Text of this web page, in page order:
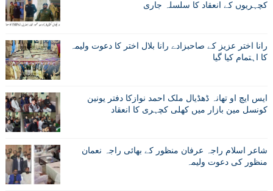
کچہریوں کے انعقاد کا سلسلہ جاری
رانا اختر عزیز کے صاحبزادے رانا بلال اختر کا دعوت ولیمہ
کا اہتمام کیا گیا
ایس ایچ او تھانہ ڈھڈیال ملک احمد نوازکا دفتر یونین
کونسل مین بازار میں کھلی کچہری کا انعقاد
شاعر اسلام راجہ عرفان منظور کے بھائی راجہ نعمان
منظور کی دعوت ولیمہ